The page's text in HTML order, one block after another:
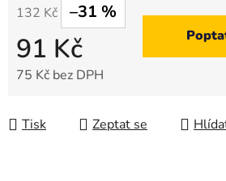
132 Kč –31 %
91 Kč
75 Kč bez DPH
Tisk Zeptat se